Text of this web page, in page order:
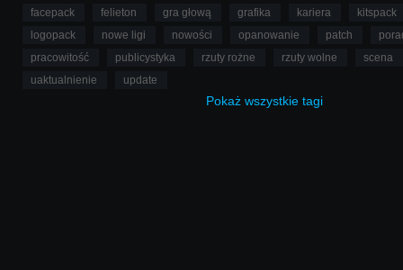
facepack
felieton gra głową grafika kariera
kitspack
logopack
nowe ligi nowości opanowanie patch
pracowitość
publicystyka rzuty rożne rzuty wolne
scena
uaktualnienie
update
Pokaż wszystkie tagi